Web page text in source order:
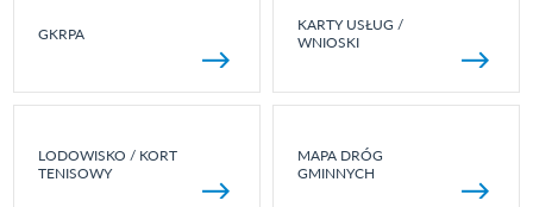
GKRPA
KARTY USŁUG /
WNIOSKI
LODOWISKO / KORT
TENISOWY
MAPA DRÓG
GMINNYCH